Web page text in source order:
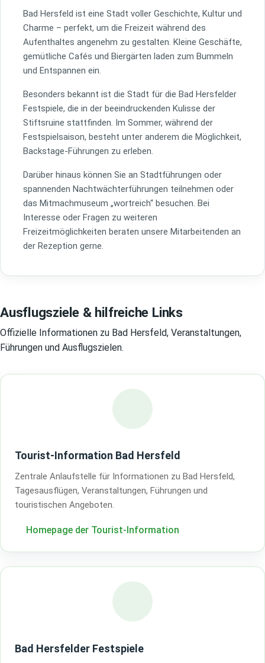
Bad Hersfeld ist eine Stadt voller Geschichte, Kultur und
Charme – perfekt, um die Freizeit während des
Aufenthaltes angenehm zu gestalten. Kleine Geschäfte,
gemütliche Cafés und Biergärten laden zum Bummeln
und Entspannen ein.
Besonders bekannt ist die Stadt für die Bad Hersfelder
Festspiele, die in der beeindruckenden Kulisse der
Stiftsruine stattfinden. Im Sommer, während der
Festspielsaison, besteht unter anderem die Möglichkeit,
Backstage-Führungen zu erleben.
Darüber hinaus können Sie an Stadtführungen oder
spannenden Nachtwächterführungen teilnehmen oder
das Mitmachmuseum „wortreich“ besuchen. Bei
Interesse oder Fragen zu weiteren
Freizeitmöglichkeiten beraten unsere Mitarbeitenden an
der Rezeption gerne.
Ausflugsziele & hilfreiche Links
Offizielle Informationen zu Bad Hersfeld, Veranstaltungen,
Führungen und Ausflugszielen.
Tourist-Information Bad Hersfeld
Zentrale Anlaufstelle für Informationen zu Bad Hersfeld,
Tagesausflügen, Veranstaltungen, Führungen und
touristischen Angeboten.
Homepage der Tourist-Information
Bad Hersfelder Festspiele